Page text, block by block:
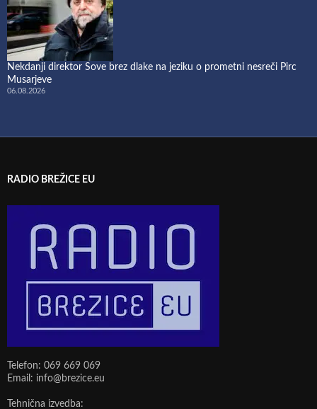
Nekdanji direktor Sove brez dlake na jeziku o prometni nesreči Pirc
Musarjeve
06.08.2026
RADIO BREŽICE EU
Telefon: 069 669 069
Email: info@brezice.eu
Tehnična izvedba: